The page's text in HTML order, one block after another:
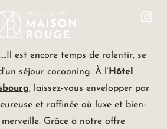
EN
BIEN-ÊTRE À STRASBOURG
OFFER:
est encore temps de ralentir, se
séjour cocooning. À l’ Hôtel
, laissez-vous envelopper par
et raffinée où luxe et bien-
Grâce à notre offre